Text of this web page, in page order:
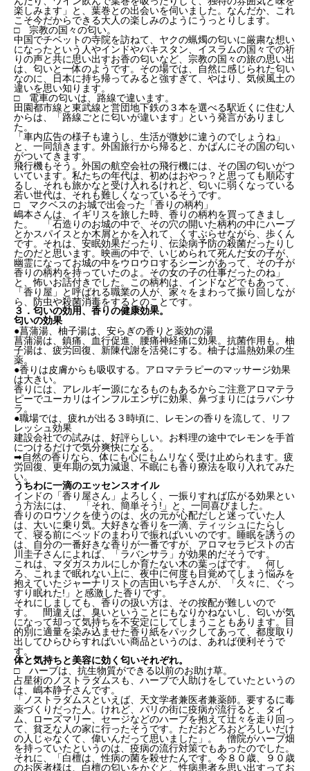
楽しみます」と、葉巻との出会いを伺いました。なんだか、これ
こそ今だからできる大人の楽しみのようにうっとりします。
□ 宗教の国々の匂い。
中国でチベットの寺院を訪ねて、ヤクの蝋燭の匂いに厳粛な想い
になったという人やインドやパキスタン、イスラムの国々での祈
りの声と共に思い出すお香の匂いなど、宗教の国々の旅の思い出
は、匂いと一体のようです。その場では、自然に感じられた匂い
なのに、日本に持ち帰ってみると強すぎて、やはり、気候風土の
違いを思い知ります。
□ 電車の匂いは、路線で違います。
田園都市線と東武線と営団地下鉄の３本を選べる駅近くに住む人
からは、「路線ごとに匂いが違います」という発言がありまし
た。
「車内広告の様子も違うし、生活が微妙に違うのでしょうね」
と、一同頷きます。外国旅行から帰ると、かばんにその国の匂い
がついてきます。
飛行機もそう。外国の航空会社の飛行機には、その国の匂いがつ
いています。私たちの年代は、初めはおやっ？と思っても順応す
るし、それも旅かなと受け入れるけれど、匂いに弱くなっている
若い世代は、それも難しくなっているそうです。
□ マクベスのお城で出会った「香りの柄杓」
嶋本さんは、イギリスを旅した時、香りの柄杓を買ってきまし
た。 「石造りのお城の中で、その穴の開いた柄杓の中にハーブ
とかスパイスとか木屑とかを入れて、くすぶらせながら、歩くん
です。それは、安眠効果だったり、伝染病予防の殺菌だったりし
たのだと思います。映画の中で、いじめられて死んだ女の子が、
幽霊になってお城の中をウロウロするシーンがあって、その子が
香りの柄杓を持っていたのよ。その女の子の仕事だったのね」
と、怖いお話付きでした。この柄杓は、インドなどでもあって、
「香り屋」と呼ばれる職業の人が、家々をまわって振り回しなが
ら、防虫や殺菌消毒をするとのことです。
３．匂いの効用、香りの健康効果。
匂いの効果
●菖蒲湯、柚子湯は、安らぎの香りと薬効の湯
菖蒲湯は、鎮痛、血行促進、腰痛神経痛に効果。抗菌作用も。柚
子湯は、疲労回復、新陳代謝を活発にする。柚子は温熱効果の生
薬。
●香りは皮膚からも吸収する。アロマテラピーのマッサージ効果
は大きい。
香りには、アレルギー源になるものもあるからご注意アロマテラ
ピーでユーカリはインフルエンザに効果、鼻づまりにはラバンサ
ラ。
●職場では、疲れが出る３時頃に、レモンの香りを流して、リフ
レッシュ効果
建設会社での試みは、好評らしい。お料理の途中でレモンを手首
につけるだけで気分爽快になる。
➡自然の香りなら、体にも心にもムリなく受け止められます。疲
労回復、更年期の気力減退、不眠にも香り療法を取り入れてみた
い。
うちわに一滴のエッセンスオイル
インドの「香り屋さん」よろしく、一振りすれば広がる効果とい
う方法には、 「それ、簡単そう!」と、一同喜びました。
香りのロウソクを使うのは、火の元が心配だしと迷っていた人
は、大いに乗り気。大好きな香りを一滴、ティッシュにたらし
て、寝る前にベッドのまわりで振ればいいのです。睡眠を誘うの
は、自分の一番好きな香りが一番ですが、アロマセラピストの古
川圭子さんによれば、「ラバンサラ」が効果的だそうです。
これは、マダガスカルにしか育たない木の葉っぱです。 何し
ろ、これまで眠れない上に、夜中に何度も目覚めてしまう悩みを
抱えていたジャーナリストの吉田いち子さんが、「久々に、ぐっ
すり眠れた!」と感激した香りです。
それにしましても、香りの扱い方は、その按配が難しいので
す。 間違えば、臭いということにもなりかねないし、匂いが気
になって却って気持ちを不安定にしてしまうこともあります。目
的別に適量を染み込ませた香り紙をパックしてあって、都度取り
出してひらひらすればいい商品というのは、あれば便利そうで
す。
体と気持ちと美容に効く匂いそれぞれ。
□ ハーブは、抗生物質ができる以前のお助け草。
占星術のノストラダムスも、ハーブで人助けをしていたというの
は、嶋本静子さんです。
「ノストラダムスといえば、天文学者兼医者兼薬師。要するに毒
薬づくりだった人。けれど、パリの街に疫病が流行ると、タイ
ム、ローズマリー、セージなどのハーブを抱えて辻々を走り回っ
て、貧乏な人の家に行ったそうです。ただおどろおどろしいだけ
の人じゃなくて、偉いんだって思いました」。 僧院がハーブ畑
を持っていたというのは、疫病の流行対策でもあったのでした。
それに、「白檀は、性病の菌を殺せたんです。今８０歳、９０歳
のお医者様は、白檀の匂いをかぐと、性病患者を思い出すってお